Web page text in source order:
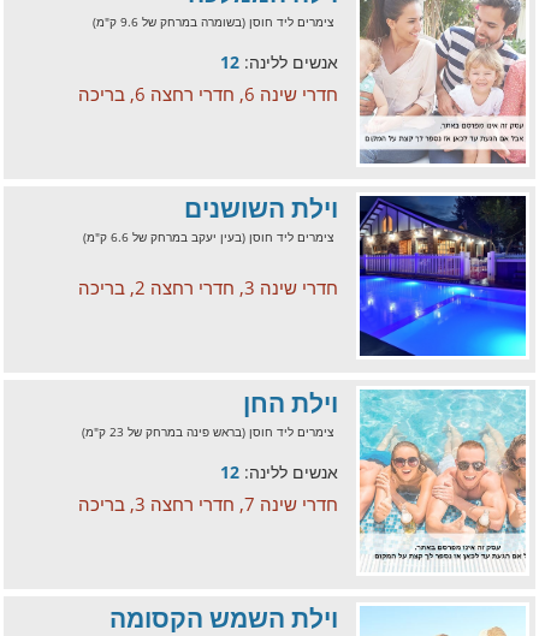
צימרים ליד חוסן (בשומרה במרחק של 9.6 ק"מ)
אנשים ללינה: 12
חדרי שינה 6, חדרי רחצה 6, בריכה
וילת השושנים
צימרים ליד חוסן (בעין יעקב במרחק של 6.6 ק"מ)
חדרי שינה 3, חדרי רחצה 2, בריכה
וילת החן
צימרים ליד חוסן (בראש פינה במרחק של 23 ק"מ)
אנשים ללינה: 12
חדרי שינה 7, חדרי רחצה 3, בריכה
וילת השמש הקסומה